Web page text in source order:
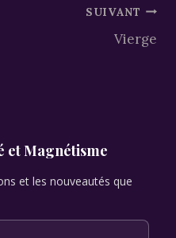
SUIVANT
Vierge
et Magnétisme
et les nouveautés que